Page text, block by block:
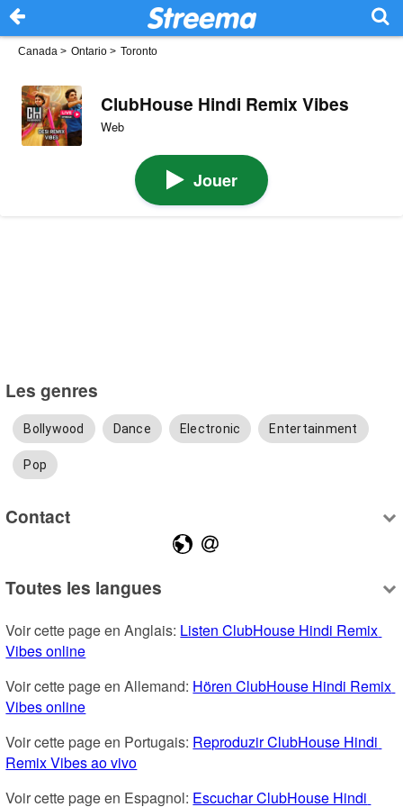
Canada > Ontario > Toronto
ClubHouse Hindi Remix Vibes
Web
Jouer
Les genres
Bollywood Dance Electronic Entertainment
Pop
Contact
Toutes les langues
Voir cette page en Anglais: Listen ClubHouse Hindi Remix
Vibes online
Voir cette page en Allemand: Hören ClubHouse Hindi Remix
Vibes online
Voir cette page en Portugais: Reproduzir ClubHouse Hindi
Remix Vibes ao vivo
Voir cette page en Espagnol: Escuchar ClubHouse Hindi